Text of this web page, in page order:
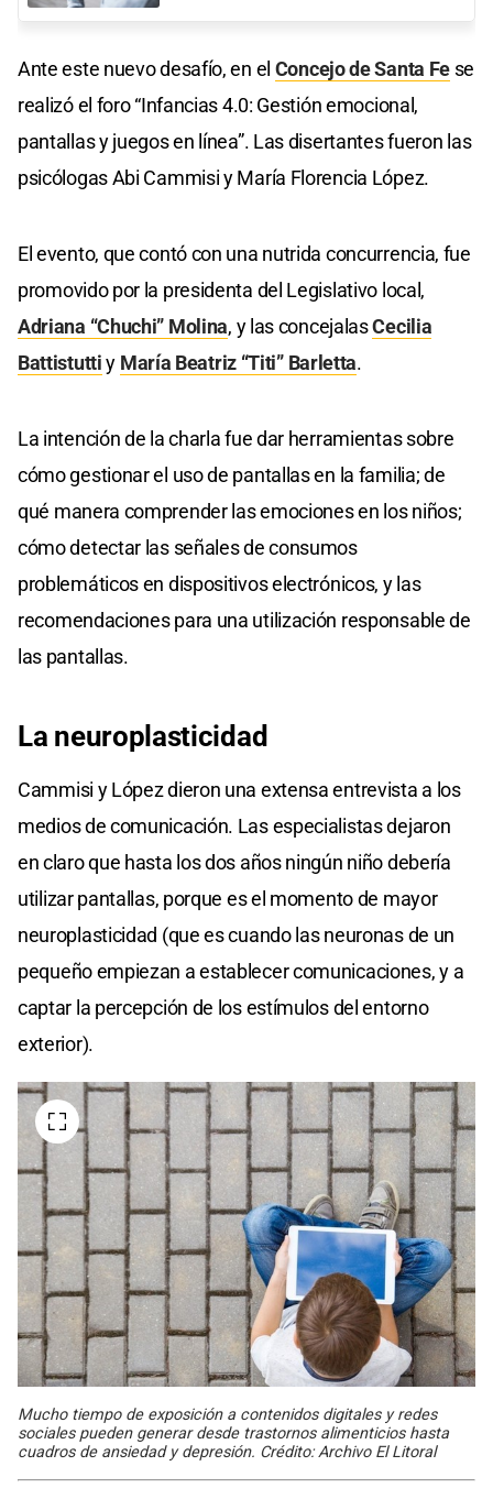
Ante este nuevo desafío, en el Concejo de Santa Fe se
realizó el foro “Infancias 4.0: Gestión emocional,
pantallas y juegos en línea”. Las disertantes fueron las
psicólogas Abi Cammisi y María Florencia López.
El evento, que contó con una nutrida concurrencia, fue
promovido por la presidenta del Legislativo local,
Adriana “Chuchi” Molina, y las concejalasCecilia
Battistuttiy María Beatriz “Titi” Barletta.
La intención de la charla fue dar herramientas sobre
cómo gestionar el uso de pantallas en la familia; de
qué manera comprender las emociones en los niños;
cómo detectar las señales de consumos
problemáticos en dispositivos electrónicos, y las
recomendaciones para una utilización responsable de
las pantallas.
La neuroplasticidad
Cammisi y López dieron una extensa entrevista a los
medios de comunicación. Las especialistas dejaron
en claro que hasta los dos años ningún niño debería
utilizar pantallas, porque es el momento de mayor
neuroplasticidad (que es cuando las neuronas de un
pequeño empiezan a establecer comunicaciones, y a
captar la percepción de los estímulos del entorno
exterior).
Mucho tiempo de exposición a contenidos digitales y redes
sociales pueden generar desde trastornos alimenticios hasta
cuadros de ansiedad y depresión. Crédito: Archivo El Litoral